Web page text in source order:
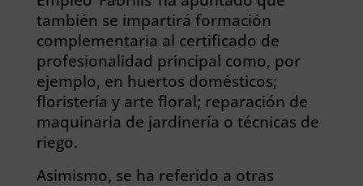
también se impartirá formación
complementaria al certificado de
profesionalidad principal como, por
ejemplo, en huertos domésticos;
floristería y arte floral; reparación de
maquinaria de jardinería o técnicas de
riego.
Asimismo, se ha referido a otras